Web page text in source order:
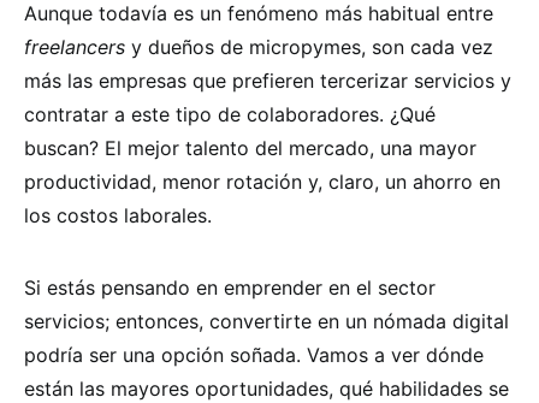
Aunque todavía es un fenómeno más habitual entre
freelancers y dueños de micropymes, son cada vez
más las empresas que prefieren tercerizar servicios y
contratar a este tipo de colaboradores. ¿Qué
buscan? El mejor talento del mercado, una mayor
productividad, menor rotación y, claro, un ahorro en
los costos laborales.
Si estás pensando en emprender en el sector
servicios; entonces, convertirte en un nómada digital
podría ser una opción soñada. Vamos a ver dónde
están las mayores oportunidades, qué habilidades se